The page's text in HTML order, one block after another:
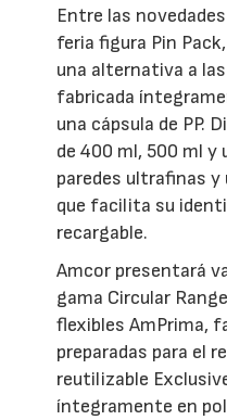
Entre las
feria figura Pin
una alternativa a
fabricada
una cápsula de PP.
de 400 ml, 500 ml
paredes ultrafinas y
que facilita su
recargable.
Amcor presentará
gama Circular
flexibles AmPrima,
preparadas para el
reutilizable
íntegramente en